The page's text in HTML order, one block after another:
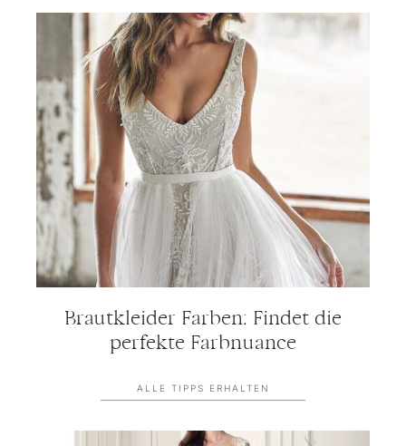
Brautkleider Farben: Findet die
perfekte Farbnuance
ALLE TIPPS ERHALTEN